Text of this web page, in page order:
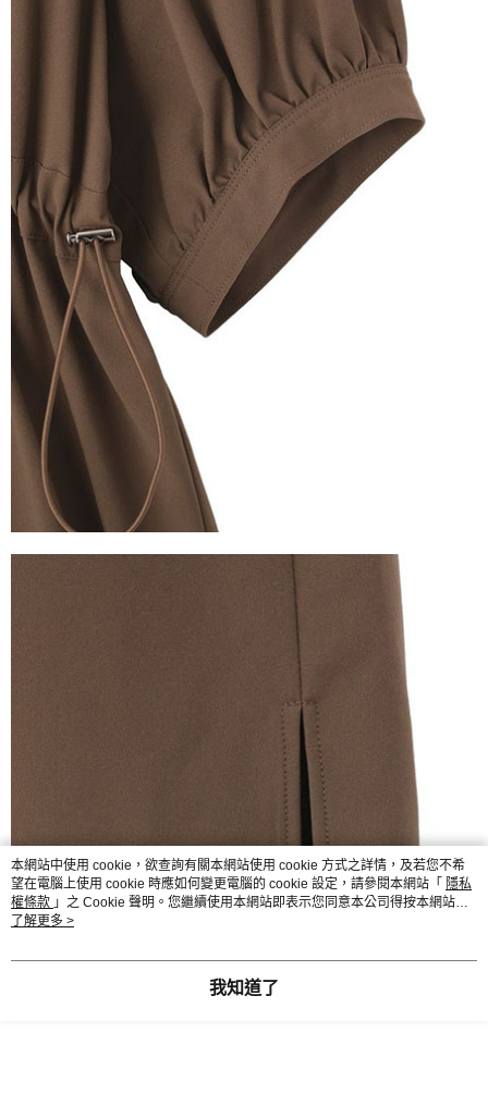
本網站中使用 cookie，欲查詢有關本網站使用 cookie 方式之詳情，及若您不希
望在電腦上使用 cookie 時應如何變更電腦的 cookie 設定，請參閱本網站「 隱私
權條款 」之 Cookie 聲明。您繼續使用本網站即表示您同意本公司得按本網站使
用條款之 Cookie 聲明使用 cookie。
了解更多 >
我知道了